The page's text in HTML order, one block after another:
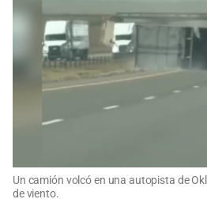
Un camión volcó en una autopista de
de viento.